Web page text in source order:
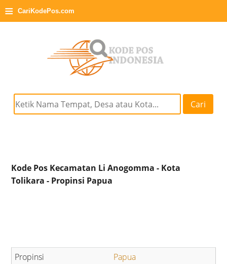
≡ CariKodePos.com
Cari
Kode Pos Kecamatan Li Anogomma - Kota
Tolikara - Propinsi Papua
Papua